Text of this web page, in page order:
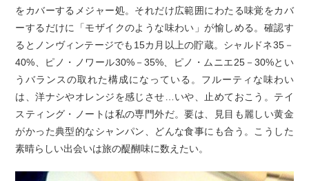
をカバーするメジャー処。それだけ広範囲にわたる味覚をカバ
ーするだけに「モザイクのような味わい」が愉しめる。確認す
るとノンヴィンテージでも15カ月以上の貯蔵。シャルドネ35－
40%、ピノ・ノワール30%－35%、ピノ・ムニエ25－30%とい
うバランスの取れた構成になっている。フルーティな味わい
は、洋ナシやオレンジを感じさせ…いや、止めておこう。テイ
スティング・ノートは私の専門外だ。要は、見目も麗しい黄金
がかった典型的なシャンパン、どんな食事にも合う。こうした
素晴らしい出会いは旅の醍醐味に数えたい。